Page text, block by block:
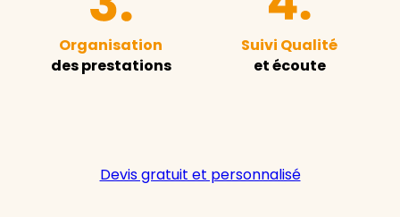
Organisation
des prestations
Suivi Qualité
et écoute
Devis gratuit et personnalisé